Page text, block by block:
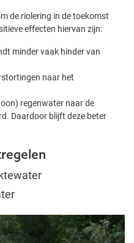
de riolering in de toekomst
effecten hiervan zijn:
minder vaak hinder van
naar het
regenwater naar de
Daardoor blijft deze beter